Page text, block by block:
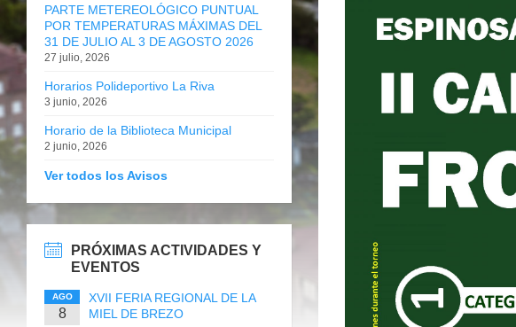
PARTE METEREOLÓGICO PUNTUAL
POR TEMPERATURAS MÁXIMAS DEL
31 DE JULIO AL 3 DE AGOSTO 2026
27 julio, 2026
Horarios Polideportivo La Riva
3 junio, 2026
Horario de la Biblioteca Municipal
2 junio, 2026
Ver todos los Avisos
PRÓXIMAS ACTIVIDADES Y
EVENTOS
AGO
8
XVII FERIA REGIONAL DE LA
MIEL DE BREZO